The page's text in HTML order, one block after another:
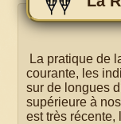
La pratique de
courante, les
sur de longues
supérieure à
est très récente,